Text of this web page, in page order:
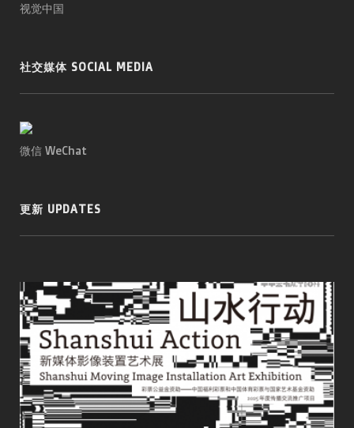
视觉中国
社交媒体 SOCIAL MEDIA
微信 WeChat
更新 UPDATES